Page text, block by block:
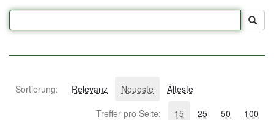
Sortierung: Relevanz Neueste
Älteste
Treffer pro Seite:
15 25 50 100